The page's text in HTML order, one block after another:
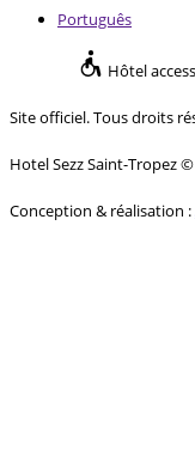
Português
Hôtel
Site officiel. Tous droits
Hotel Sezz Saint-Tropez
Conception & réalisation :